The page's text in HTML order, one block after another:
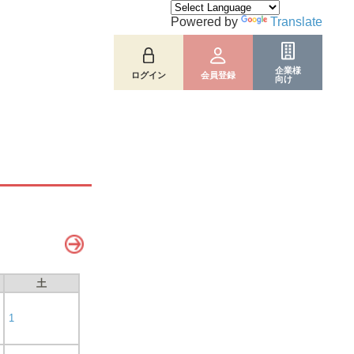
ログイン 会員登録
企業様
向け
Powered by Translate
土
1